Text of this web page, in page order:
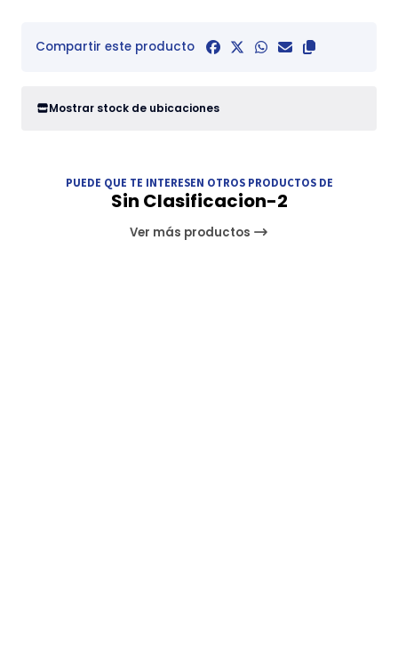
Compartir este producto
Mostrar stock de ubicaciones
PUEDE QUE TE INTERESEN OTROS PRODUCTOS DE
Sin Clasificacion-2
Ver más productos